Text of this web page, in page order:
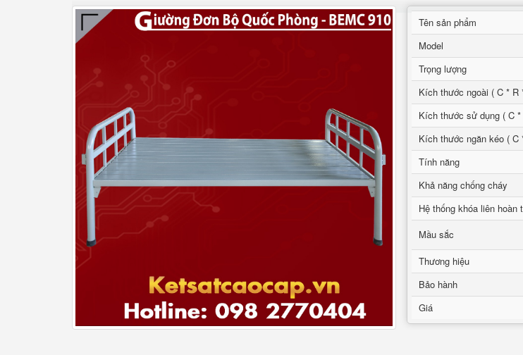
Tên sản phẩm
Model
Trọng lượng
Kích thước ngoài ( C * R
Kích thước sử dụng ( C
Kích thước ngăn kéo ( C
Tính năng
Khả năng chống cháy
Hệ thống khóa liên hoàn
Mầu sắc
Thương hiệu
Bảo hành
Giá